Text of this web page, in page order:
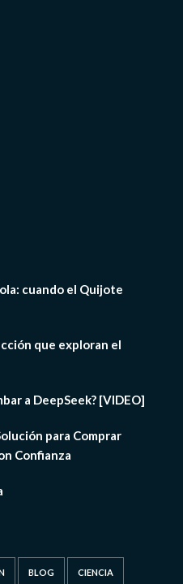
cuando el Quijote
que exploran el
a DeepSeek? [VIDEO]
para Comprar
Confianza
BLOG CIENCIA